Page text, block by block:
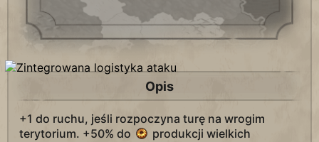
Opis
+1 do ruchu, jeśli rozpoczyna turę na wrogim
terytorium. +50% do
produkcji wielkich